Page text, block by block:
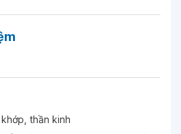
thần kinh